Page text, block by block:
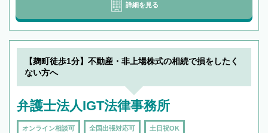
詳細を見る
【麹町徒歩1分】不動産・非上場株式の相続で損をしたく
ない方へ
弁護士法人IGT法律事務所
オンライン相談可 全国出張対応可 土日祝OK